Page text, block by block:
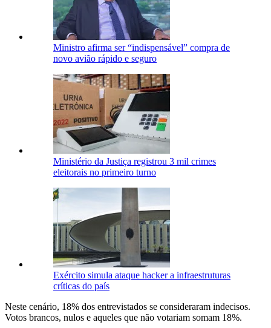
Ministro afirma ser “indispensável” compra de
novo avião rápido e seguro
Ministério da Justiça registrou 3 mil crimes
eleitorais no primeiro turno
Exército simula ataque hacker a infraestruturas
críticas do país
Neste cenário, 18% dos entrevistados se consideraram indecisos.
Votos brancos, nulos e aqueles que não votariam somam 18%.